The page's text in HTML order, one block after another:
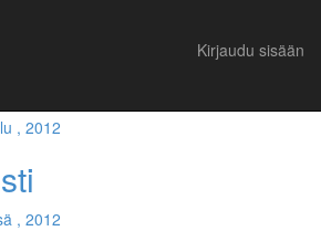
Kirjaudu sisään
, 2012
, 2012